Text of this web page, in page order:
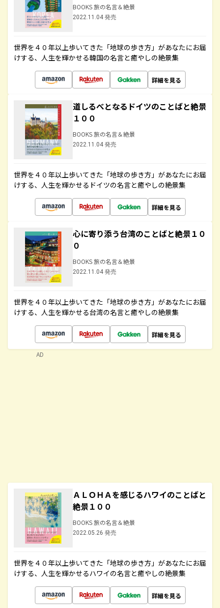
BOOKS 旅の名言＆絶景
2022.11.04 発売
世界を４０年以上歩いてきた「地球の歩き方」があなたにお届
けする、人生を輝かせる韓国の名言と癒やしの絶景集
詳細を見る
道しるべとなるドイツのことばと絶景
１００
BOOKS 旅の名言＆絶景
2022.11.04 発売
世界を４０年以上歩いてきた「地球の歩き方」があなたにお届
けする、人生を輝かせるドイツの名言と癒やしの絶景集
詳細を見る
心に寄り添う台湾のことばと絶景１０
０
BOOKS 旅の名言＆絶景
2022.11.04 発売
世界を４０年以上歩いてきた「地球の歩き方」があなたにお届
けする、人生を輝かせる台湾の名言と癒やしの絶景集
詳細を見る
ＡＬＯＨＡを感じるハワイのことばと
絶景１００
BOOKS 旅の名言＆絶景
2022.05.26 発売
世界を４０年以上歩いてきた「地球の歩き方」があなたにお届
けする、人生を輝かせるハワイの名言と癒やしの絶景集
詳細を見る
AD